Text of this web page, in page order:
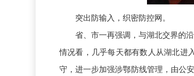
突出防输入，织密防控网。
省、市一再强调，与湖北交界的
情况看，几乎每天都有数人从湖北进
守，进一步加强涉鄂防线管理，由公